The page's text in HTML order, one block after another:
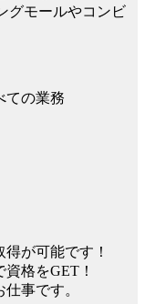
グモールやコンビ
ての業務
が可能です！
格をGET！
事です。